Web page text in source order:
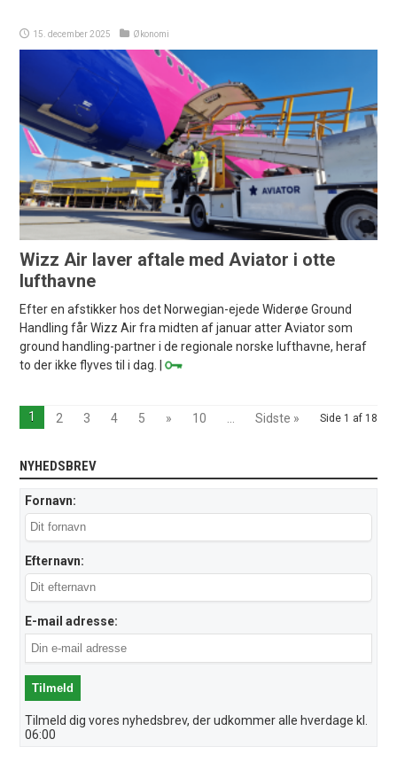
15. december 2025 Økonomi
Wizz Air laver aftale med Aviator i otte
lufthavne
Efter en afstikker hos det Norwegian-ejede Widerøe Ground
Handling får Wizz Air fra midten af januar atter Aviator som
ground handling-partner i de regionale norske lufthavne, heraf
to der ikke flyves til i dag. |
Side 1 af 18
1 2 3 4 5 » 10 Sidste »
NYHEDSBREV
Fornavn:
Efternavn:
E-mail adresse:
Tilmeld dig vores nyhedsbrev, der udkommer alle hverdage kl.
06:00